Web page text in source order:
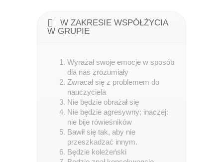
W ZAKRESIE WSPÓŁŻYCIA
W GRUPIE
Wyrażał swoje emocje w sposób
dla nas zrozumiały
Zwracał się z problemem do
nauczyciela
Nie będzie obrażał się
Nie będzie agresywny; inaczej:
nie bije rówieśników
Bawił się tak, aby nie
przeszkadzać innym.
Będzie koleżeński